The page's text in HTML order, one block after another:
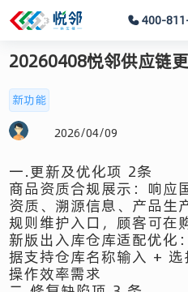
400-
20260408悦邻供应链
新功能
2026/04/09
一.更新及优化项 2条
商品资质合规展示：响应
资质、溯源信息、产品生
规则维护入口，顾客可在
新版出入库仓库适配优
据支持仓库名称输入 +
操作效率需求